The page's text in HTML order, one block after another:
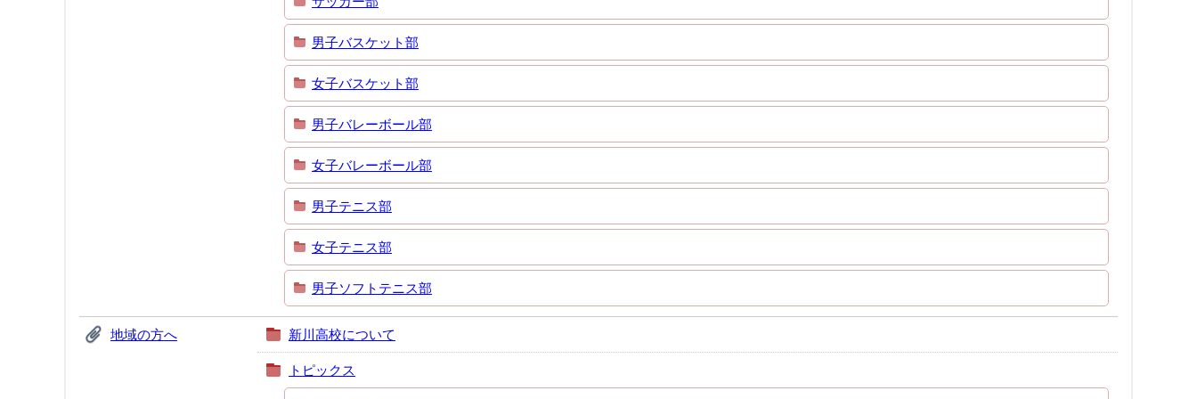
男子バスケット部
女子バスケット部
男子バレーボール部
女子バレーボール部
男子テニス部
女子テニス部
男子ソフトテニス部
地域の方へ 新川高校について
トピックス